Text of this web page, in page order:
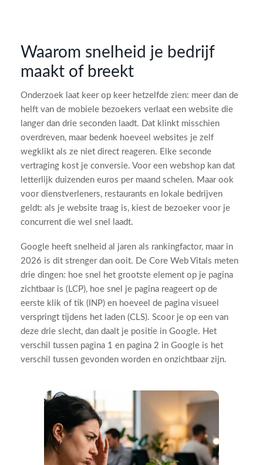
Waarom snelheid je bedrijf
maakt of breekt
Onderzoek laat keer op keer hetzelfde zien: meer dan de
helft van de mobiele bezoekers verlaat een website die
langer dan drie seconden laadt. Dat klinkt misschien
overdreven, maar bedenk hoeveel websites je zelf
wegklikt als ze niet direct reageren. Elke seconde
vertraging kost je conversie. Voor een webshop kan dat
letterlijk duizenden euros per maand schelen. Maar ook
voor dienstverleners, restaurants en lokale bedrijven
geldt: als je website traag is, kiest de bezoeker voor je
concurrent die wel snel laadt.
Google heeft snelheid al jaren als rankingfactor, maar in
2026 is dit strenger dan ooit. De Core Web Vitals meten
drie dingen: hoe snel het grootste element op je pagina
zichtbaar is (LCP), hoe snel je pagina reageert op de
eerste klik of tik (INP) en hoeveel de pagina visueel
verspringt tijdens het laden (CLS). Scoor je op een van
deze drie slecht, dan daalt je positie in Google. Het
verschil tussen pagina 1 en pagina 2 in Google is het
verschil tussen gevonden worden en onzichtbaar zijn.